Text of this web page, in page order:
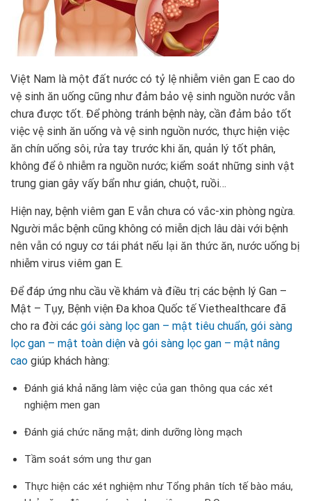
Việt Nam là một đất nước có tỷ lệ nhiễm viên gan E cao do
vệ sinh ăn uống cũng như đảm bảo vệ sinh nguồn nước vẫn
chưa được tốt. Để phòng tránh bệnh này, cần đảm bảo tốt
việc vệ sinh ăn uống và vệ sinh nguồn nước, thực hiện việc
ăn chín uống sôi, rửa tay trước khi ăn, quản lý tốt phân,
không để ô nhiễm ra nguồn nước; kiểm soát những sinh vật
trung gian gây vấy bẩn như gián, chuột, ruồi…
Hiện nay, bệnh viêm gan E vẫn chưa có vắc-xin phòng ngừa.
Người mắc bệnh cũng không có miễn dịch lâu dài với bệnh
nên vẫn có nguy cơ tái phát nếu lại ăn thức ăn, nước uống bị
nhiễm virus viêm gan E.
Để đáp ứng nhu cầu về khám và điều trị các bệnh lý Gan –
Mật – Tụy, Bệnh viện Đa khoa Quốc tế Viethealthcare đã
cho ra đời các gói sàng lọc gan – mật tiêu chuẩn, gói sàng
lọc gan – mật toàn diện và gói sàng lọc gan – mật nâng
cao giúp khách hàng:
Đánh giá khả năng làm việc của gan thông qua các xét
nghiệm men gan
Đánh giá chức năng mật; dinh dưỡng lòng mạch
Tầm soát sớm ung thư gan
Thực hiện các xét nghiệm như Tổng phân tích tế bào máu,